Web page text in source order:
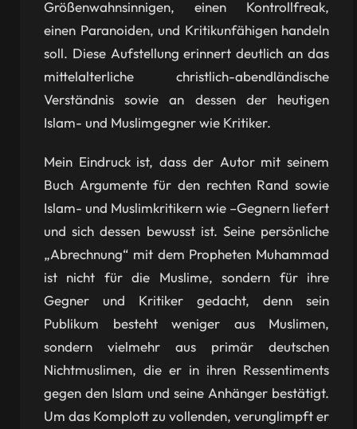
Größenwahnsinnigen, einen Kontrollfreak,
einen Paranoiden, und Kritikunfähigen handeln
soll. Diese Aufstellung erinnert deutlich an das
mittelalterliche christlich-abendländische
Verständnis sowie an dessen der heutigen
Islam- und Muslimgegner wie Kritiker.
Mein Eindruck ist, dass der Autor mit seinem
Buch Argumente für den rechten Rand sowie
Islam- und Muslimkritikern wie –Gegnern liefert
und sich dessen bewusst ist. Seine persönliche
„Abrechnung“ mit dem Propheten Muhammad
ist nicht für die Muslime, sondern für ihre
Gegner und Kritiker gedacht, denn sein
Publikum besteht weniger aus Muslimen,
sondern vielmehr aus primär deutschen
Nichtmuslimen, die er in ihren Ressentiments
gegen den Islam und seine Anhänger bestätigt.
Um das Komplott zu vollenden, verunglimpft er